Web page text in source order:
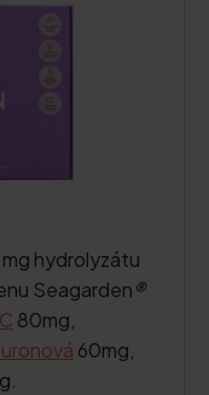
hydrolyzátu
Seagarden®
80mg,
60mg,